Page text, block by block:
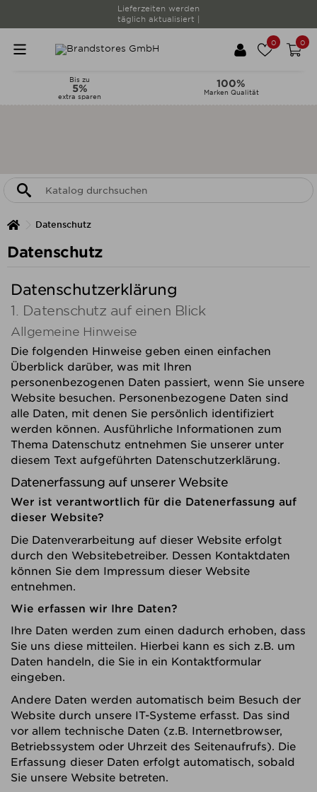
Lieferzeiten werden
täglich aktualisiert |
0 0
Bis zu
5%
extra sparen
100%
Marken Qualität
Datenschutz
Datenschutz
Datenschutzerklärung
1. Datenschutz auf einen Blick
Allgemeine Hinweise
Die folgenden Hinweise geben einen einfachen
Überblick darüber, was mit Ihren
personenbezogenen Daten passiert, wenn Sie unsere
Website besuchen. Personenbezogene Daten sind
alle Daten, mit denen Sie persönlich identifiziert
werden können. Ausführliche Informationen zum
Thema Datenschutz entnehmen Sie unserer unter
diesem Text aufgeführten Datenschutzerklärung.
Datenerfassung auf unserer Website
Wer ist verantwortlich für die Datenerfassung auf
dieser Website?
Die Datenverarbeitung auf dieser Website erfolgt
durch den Websitebetreiber. Dessen Kontaktdaten
können Sie dem Impressum dieser Website
entnehmen.
Wie erfassen wir Ihre Daten?
Ihre Daten werden zum einen dadurch erhoben, dass
Sie uns diese mitteilen. Hierbei kann es sich z.B. um
Daten handeln, die Sie in ein Kontaktformular
eingeben.
Andere Daten werden automatisch beim Besuch der
Website durch unsere IT-Systeme erfasst. Das sind
vor allem technische Daten (z.B. Internetbrowser,
Betriebssystem oder Uhrzeit des Seitenaufrufs). Die
Erfassung dieser Daten erfolgt automatisch, sobald
Sie unsere Website betreten.